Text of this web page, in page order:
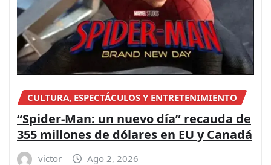
CULTURA, ESPECTÁCULOS Y ENTRETENIMIENTO
“Spider-Man: un nuevo día” recauda de
355 millones de dólares en EU y Canadá
victor Ago 2, 2026